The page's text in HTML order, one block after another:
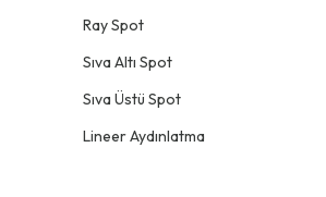
Ray Spot
Sıva Altı Spot
Sıva Üstü Spot
Lineer Aydınlatma